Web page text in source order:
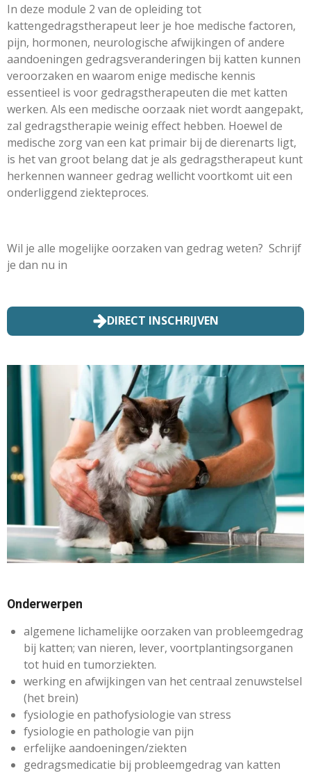
In deze module 2 van de opleiding tot
kattengedragstherapeut leer je hoe medische factoren,
pijn, hormonen, neurologische afwijkingen of andere
aandoeningen gedragsveranderingen bij katten kunnen
veroorzaken en waarom enige medische kennis
essentieel is voor gedragstherapeuten die met katten
werken. Als een medische oorzaak niet wordt aangepakt,
zal gedragstherapie weinig effect hebben. Hoewel de
medische zorg van een kat primair bij de dierenarts ligt,
is het van groot belang dat je als gedragstherapeut kunt
herkennen wanneer gedrag wellicht voortkomt uit een
onderliggend ziekteproces.
Wil je alle mogelijke oorzaken van gedrag weten? Schrijf
je dan nu in
DIRECT INSCHRIJVEN
Onderwerpen
algemene lichamelijke oorzaken van probleemgedrag
bij katten; van nieren, lever, voortplantingsorganen
tot huid en tumorziekten.
werking en afwijkingen van het centraal zenuwstelsel
(het brein)
fysiologie en pathofysiologie van stress
fysiologie en pathologie van pijn
erfelijke aandoeningen/ziekten
gedragsmedicatie bij probleemgedrag van katten